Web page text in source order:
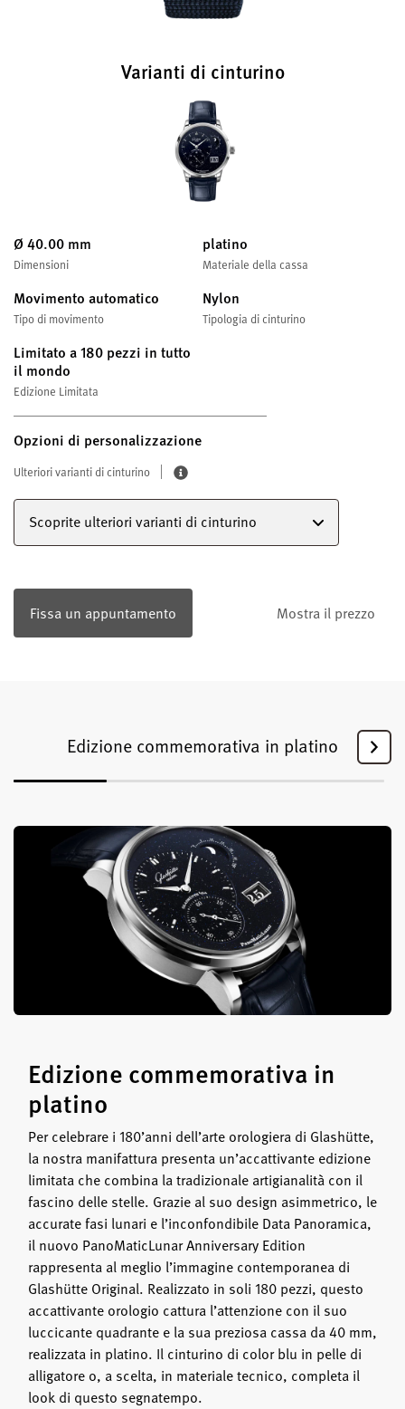
Varianti di cinturino
Ø 40.00 mm
Dimensioni
platino
Materiale della cassa
Movimento automatico
Tipo di movimento
Nylon
Tipologia di cinturino
Limitato a 180 pezzi in tutto
il mondo
Edizione Limitata
Opzioni di personalizzazione
Ulteriori varianti di cinturino
Scoprite ulteriori varianti di cinturino
Fissa un appuntamento Mostra il prezzo
Edizione commemorativa in platino
Edizione commemorativa in
platino
Per celebrare i 180’anni dell’arte orologiera di Glashütte,
la nostra manifattura presenta un’accattivante edizione
limitata che combina la tradizionale artigianalità con il
fascino delle stelle. Grazie al suo design asimmetrico, le
accurate fasi lunari e l’inconfondibile Data Panoramica,
il nuovo PanoMaticLunar Anniversary Edition
rappresenta al meglio l’immagine contemporanea di
Glashütte Original. Realizzato in soli 180 pezzi, questo
accattivante orologio cattura l’attenzione con il suo
luccicante quadrante e la sua preziosa cassa da 40 mm,
realizzata in platino. Il cinturino di color blu in pelle di
alligatore o, a scelta, in materiale tecnico, completa il
look di questo segnatempo.